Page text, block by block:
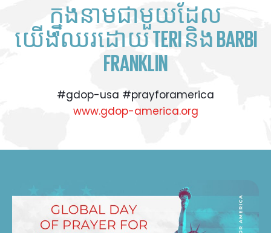
ក្នុងនាមជាមួយដែល
យើងឈរដោយ TERI និង BARBI
FRANKLIN
#gdop-usa #prayforamerica
www.gdop-america.org